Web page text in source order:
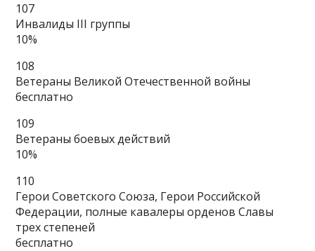
107
Инвалиды III группы
10%
108
Ветераны Великой Отечественной войны
бесплатно
109
Ветераны боевых действий
10%
110
Герои Советского Союза, Герои Российской
Федерации, полные кавалеры орденов Славы
трех степеней
бесплатно